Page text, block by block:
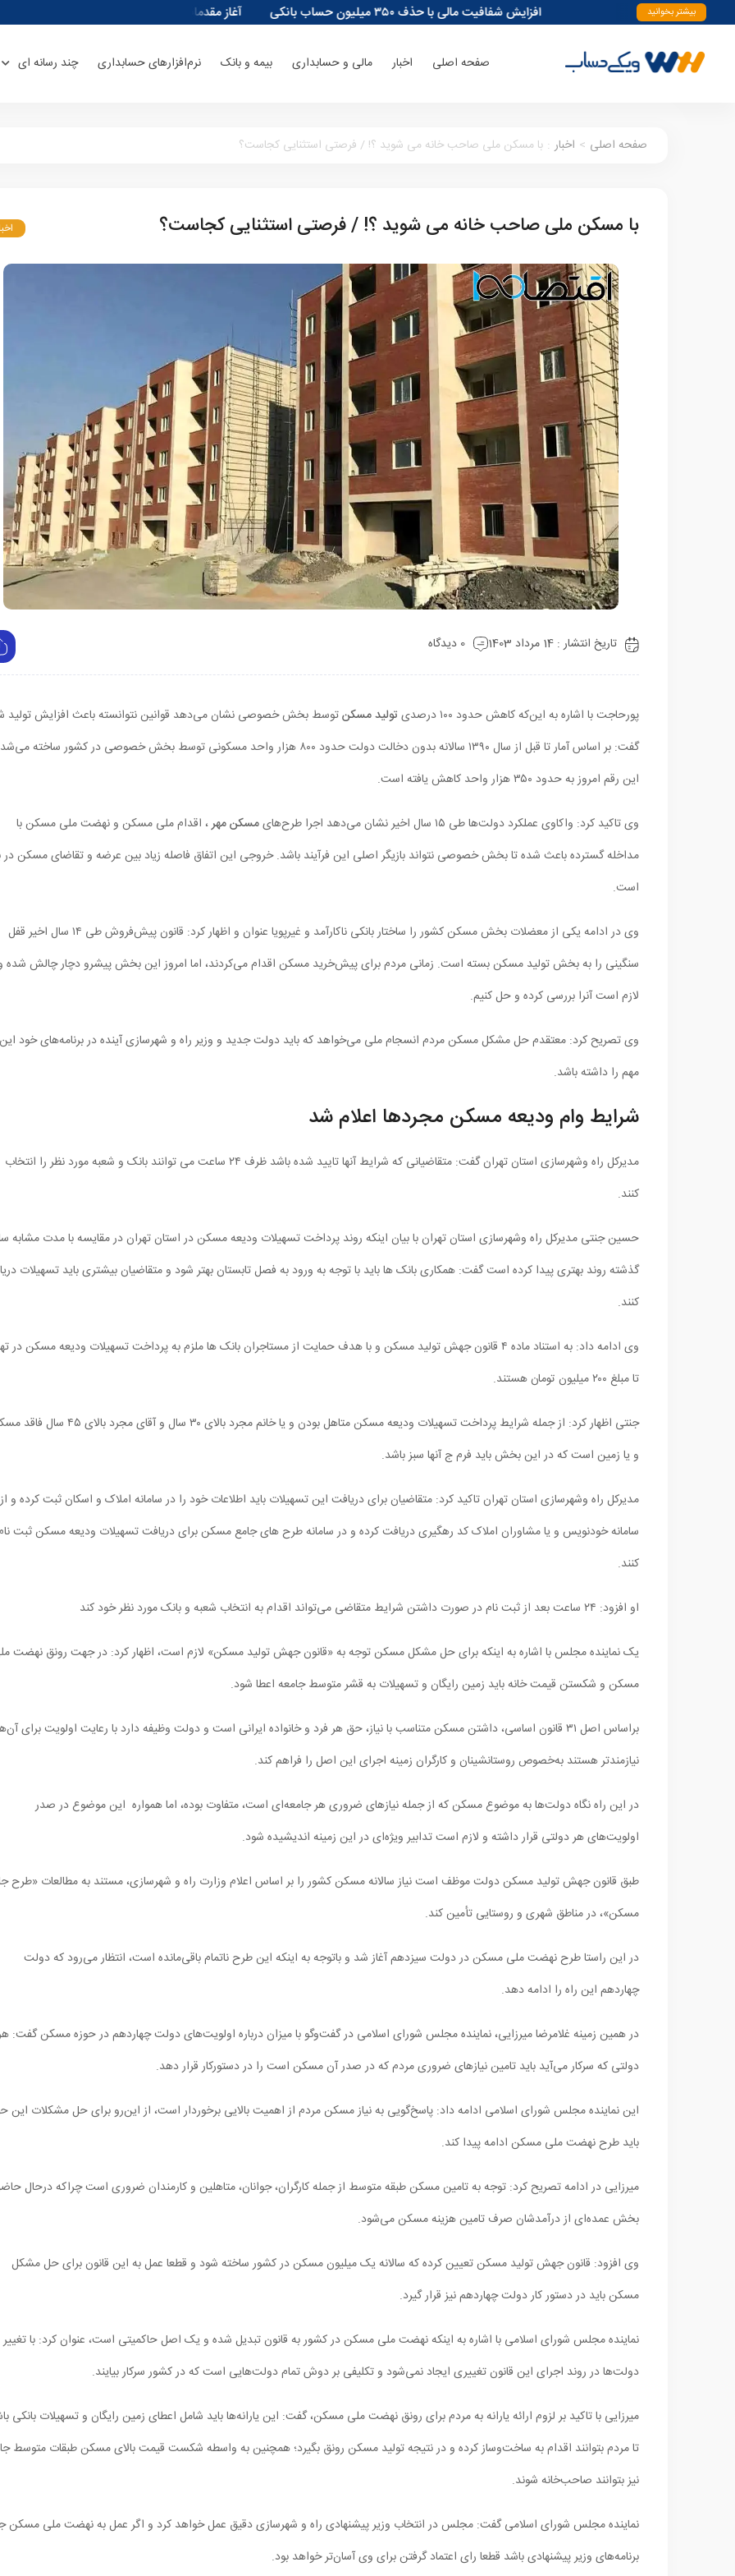
بیشتر بخوانید افزایش شفافیت مالی با حذف ۳۵۰ میلیون حساب بانکی آغاز مقدمات احداث نیروگاه‌های انرژی خورشیدی ۱۳۰۰ مگاواتی در ورامین
صفحه اصلی اخبار مالی و حسابداری بیمه و بانک نرم‌افزارهای حسابداری چند رسانه ای
صفحه اصلی > اخبار : با مسکن ملی صاحب خانه می شوید ؟! / فرصتی استثنایی کجاست؟
با مسکن ملی صاحب خانه می شوید ؟! / فرصتی استثنایی کجاست؟
تاریخ انتشار : 14 مرداد 1403 0 دیدگاه
پورحاجت با اشاره به این‌که کاهش حدود ۱۰۰ درصدی تولید مسکنتوسط بخش خصوصی نشان می‌دهد قوانین نتوانسته باعث افزایش تولید
گفت:‌ بر اساس آمار تا قبل از سال ۱۳۹۰ سالانه بدون دخالت دولت حدود ۸۰۰ هزار واحد مسکونی توسط بخش خصوصی در کشور ساخته
این رقم امروز به حدود ۳۵۰ هزار واحد کاهش یافته است.
وی تاکید کرد: واکاوی عملکرد دولت‌ها طی ۱۵ سال اخیر نشان می‌دهد اجرا طرح‌های مسکن مهر، اقدام ملی مسکن و نهضت ملی مسکن با
مداخله گسترده باعث شده تا بخش خصوصی نتواند بازیگر اصلی این فرآیند باشد. خروجی این اتفاق فاصله زیاد بین عرضه و تقاضای مسکن در
است.
وی در ادامه یکی از معضلات بخش مسکن کشور را ساختار بانکی ناکارآمد و غیرپویا عنوان و اظهار کرد: قانون پیش‌فروش طی ۱۴ سال اخیر قفل
سنگینی را به بخش تولید مسکن بسته است. زمانی مردم برای پیش‌خرید مسکن اقدام می‌کردند، اما امروز این بخش پیشرو دچار چالش شده
لازم است آنرا بررسی کرده و حل کنیم.
وی تصریح کرد: معتقدم حل مشکل مسکن مردم انسجام ملی می‌خواهد که باید دولت جدید و وزیر راه و شهرسازی آینده در برنامه‌های خود این
مهم را داشته باشد.
شرایط وام ودیعه مسکن مجردها اعلام شد
مدیرکل راه وشهرسازی استان تهران گفت: متقاضیانی که شرایط آنها تایید شده باشد ظرف ۲۴ ساعت می توانند بانک و شعبه مورد نظر را انتخاب
کنند.
حسین جنتی مدیرکل راه وشهرسازی استان تهران با بیان اینکه روند پرداخت تسهیلات ودیعه مسکن در استان تهران در مقایسه با مدت مشابه
گذشته روند بهتری پیدا کرده است گفت: همکاری بانک ها باید با توجه به ورود به فصل تابستان بهتر شود و متقاضیان بیشتری باید تسهیلات
کنند.
وی ادامه داد: به استناد ماده ۴ قانون جهش تولید مسکن و با هدف حمایت از مستاجران بانک ها ملزم به پرداخت تسهیلات ودیعه مسکن در
تا مبلغ ۲۰۰ میلیون تومان هستند.
جنتی اظهار کرد: از جمله شرایط پرداخت تسهیلات ودیعه مسکن متاهل بودن و یا خانم مجرد بالای ۳۰ سال و آقای
و یا زمین است که در این بخش باید فرم ج آنها سبز باشد.
مدیرکل راه وشهرسازی استان تهران تاکید کرد: متقاضیان برای دریافت این تسهیلات باید اطلاعات خود را در سامانه املاک و اسکان ثبت کرده و از
سامانه خودنویس و یا مشاوران املاک کد رهگیری دریافت کرده و در سامانه طرح های جامع مسکن برای دریافت تسهیلات ودیعه مسکن ثبت
کنند.
او افزود: ۲۴ ساعت بعد از ثبت نام در صورت داشتن شرایط متقاضی می‌تواند اقدام به انتخاب شعبه و بانک مورد نظر خود کند
یک نماینده مجلس با اشاره به اینکه برای حل مشکل مسکن توجه به «قانون جهش تولید مسکن» لازم است، اظهار کرد: در جهت رونق نهضت
مسکن و شکستن قیمت خانه باید زمین رایگان و تسهیلات به قشر متوسط جامعه اعطا شود.
براساس اصل ۳۱ قانون اساسی، داشتن مسکن متناسب با نیاز، حق هر فرد و خانواده ایرانی است ‌و دولت وظیفه دارد با رعایت اولویت برای
نیازمندتر هستند به‌خصوص روستانشینان و کارگران زمینه اجرای این اصل را فراهم کند.
در این راه نگاه دولت‌ها به موضوع مسکن که از جمله نیاز‌های ضروری هر جامعه‌ای است، متفاوت بوده، اما همواره این موضوع در صدر
اولویت‌های هر دولتی قرار داشته و لازم است تدابیر ویژه‌ای در این زمینه اندیشیده شود.
طبق قانون جهش تولید مسکن دولت موظف است نیاز سالانه مسکن کشور را بر اساس اعلام وزارت راه و شهرسازی، مستند به مطالعات «طرح
مسکن»، در مناطق شهری و روستایی تأمین کند.
در این راستا طرح نهضت ملی مسکن در دولت سیزدهم آغاز شد و باتوجه به اینکه این طرح ناتمام باقی‌مانده است، انتظار می‌رود که دولت
چهاردهم این راه را ادامه دهد.
در همین زمینه غلامرضا میرزایی، نماینده مجلس شورای اسلامی در گفت‌وگو با میزان درباره اولویت‌های دولت چهاردهم در حوزه مسکن گفت:
دولتی که سرکار می‌آید باید تامین نیاز‌های ضروری مردم که در صدر آن مسکن است را در دستورکار قرار دهد.
این نماینده مجلس شورای اسلامی ادامه داد: پاسخ‌گویی به نیاز مسکن مردم از اهمیت بالایی برخوردار است، از این‌رو برای حل مشکلات این
باید طرح نهضت ملی مسکن ادامه پیدا کند.
میرزایی در ادامه تصریح کرد: توجه به تامین مسکن طبقه متوسط از جمله کارگران، جوانان، متاهلین و کارمندان ضروری است چراکه درحال
بخش عمده‌ای از درآمدشان صرف تامین هزینه مسکن می‌شود.
وی افزود: قانون جهش تولید مسکن تعیین کرده که سالانه یک میلیون مسکن در کشور ساخته شود و قطعا عمل به این قانون برای حل مشکل
مسکن باید در دستور کار دولت چهاردهم نیز قرار گیرد.
نماینده مجلس شورای اسلامی با اشاره به اینکه نهضت ملی مسکن در کشور به قانون تبدیل شده و یک اصل حاکمیتی است، عنوان کرد: با تغییر
دولت‌ها در روند اجرای این قانون تغییری ایجاد نمی‌شود و تکلیفی بر دوش تمام دولت‌هایی است که در کشور سرکار بیایند.
میرزایی با تاکید بر لزوم ارائه یارانه به مردم برای رونق نهضت ملی مسکن، گفت: این یارانه‌ها باید شامل اعطای زمین رایگان و تسهیلات بانکی
تا مردم بتوانند اقدام به ساخت‌وساز کرده و در نتیجه تولید مسکن رونق بگیرد؛ همچنین به واسطه شکست قیمت بالای مسکن طبقات متوسط
نیز بتوانند صاحب‌خانه شوند.
نماینده مجلس شورای اسلامی گفت: مجلس در انتخاب وزیر پیشنهادی راه و شهرسازی دقیق عمل خواهد کرد و اگر عمل به نهضت ملی مسکن
برنامه‌های وزیر پیشنهادی باشد قطعا رای اعتماد گرفتن برای وی آسان‌تر خواهد بود.